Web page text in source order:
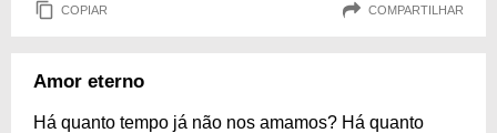
COPIAR COMPARTILHAR
Amor eterno
Há quanto tempo já não nos amamos? Há quanto